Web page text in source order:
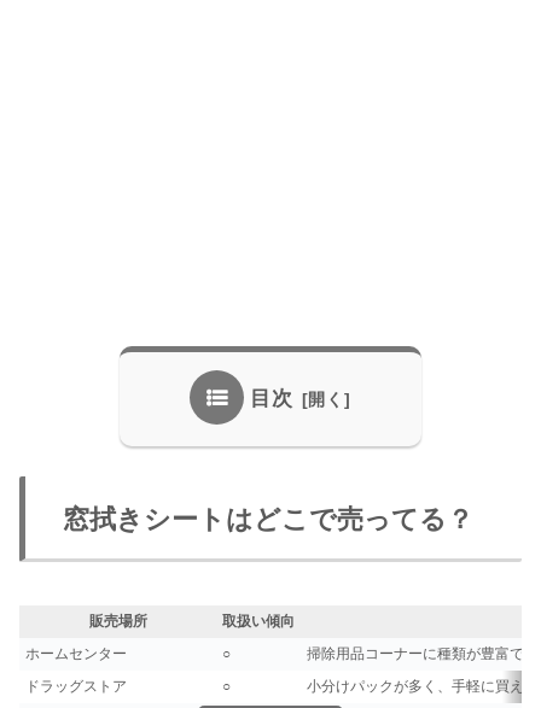
目次
窓拭きシートはどこで売ってる？
販売場所
取扱い傾向
ホームセンター
○
掃除用品コーナーに種類が豊富で
ドラッグストア
○
小分けパックが多く、手軽に買え